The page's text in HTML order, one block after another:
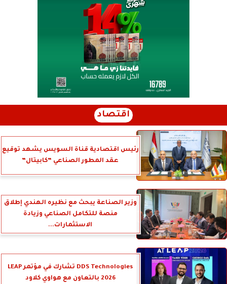
اقتصاد
رئيس اقتصادية قناة السويس يشهد توقيع
عقد المطور الصناعي ”كابيتال”
وزير الصناعة يبحث مع نظيره الهندي إطلاق
منصة للتكامل الصناعي وزيادة
الاستثمارات...
DDS Technologies تشارك في مؤتمر LEAP
2026 بالتعاون مع هواوي كلاود